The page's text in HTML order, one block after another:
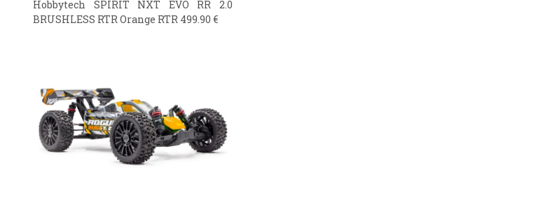
Hobbytech SPIRIT NXT EVO RR 2.0
BRUSHLESS RTR Orange RTR 499.90 €